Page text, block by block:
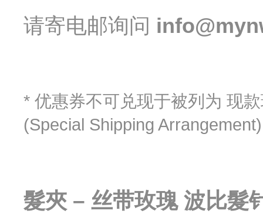
请寄电邮询问
* 优惠券不可兑现于被列为 现
(Special Shipping
髮夾 – 丝带玫瑰 波比髮